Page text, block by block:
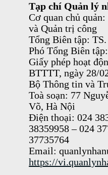
Tạp chí Quản lý
Cơ quan chủ
và Quản trị công
Tổng Biên tập:
Phó Tổng Biên
Giấy phép hoạt
BTTTT, ngày 28/
Bộ Thông tin và
Toà soạn: 77
Võ, Hà Nội
Điện thoại: 024
38359958 – 024
37735764
Email:
https://